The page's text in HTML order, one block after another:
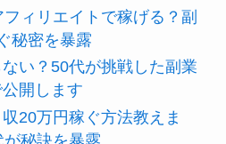
ィリエイトで稼げる？副
秘密を暴露
い？50代が挑戦した副業
開します
20万円稼ぐ方法教えま
秘訣を暴露